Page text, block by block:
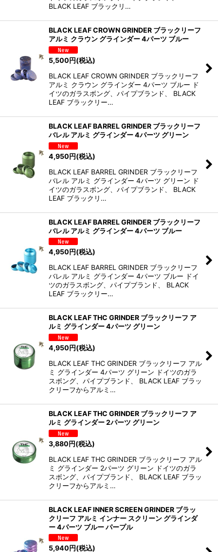
BLACK LEAF ブラックリ…
BLACK LEAF CROWN GRINDER ブラックリーフ
アルミ クラウン グラインダー 4パーツ ブルー
5,500円(税込)
BLACK LEAF CROWN GRINDER ブラックリーフ
アルミ クラウン グラインダー 4パーツ ブルー ド
イツのガラスボング、パイプブランド、 BLACK
LEAF ブラックリー…
BLACK LEAF BARREL GRINDER ブラックリーフ
バレル アルミ グラインダー 4パーツ グリーン
4,950円(税込)
BLACK LEAF BARREL GRINDER ブラックリーフ
バレル アルミ グラインダー 4パーツ グリーン ド
イツのガラスボング、パイプブランド、 BLACK
LEAF ブラックリ…
BLACK LEAF BARREL GRINDER ブラックリーフ
バレル アルミ グラインダー 4パーツ ブルー
4,950円(税込)
BLACK LEAF BARREL GRINDER ブラックリーフ
バレル アルミ グラインダー 4パーツ ブルー ドイ
ツのガラスボング、パイプブランド、 BLACK
LEAF ブラックリー…
BLACK LEAF THC GRINDER ブラックリーフ ア
ルミ グラインダー 4パーツ グリーン
4,950円(税込)
BLACK LEAF THC GRINDER ブラックリーフ アル
ミ グラインダー 4パーツ グリーン ドイツのガラ
スボング、パイプブランド、 BLACK LEAF ブラッ
クリーフからアルミ…
BLACK LEAF THC GRINDER ブラックリーフ ア
ルミ グラインダー 2パーツ グリーン
3,880円(税込)
BLACK LEAF THC GRINDER ブラックリーフ アル
ミ グラインダー 2パーツ グリーン ドイツのガラ
スボング、パイプブランド、 BLACK LEAF ブラッ
クリーフからアルミ…
BLACK LEAF INNER SCREEN GRINDER ブラッ
クリーフ アルミ インナー スクリーン グラインダ
ー 4パーツ ブルー パープル
5,940円(税込)